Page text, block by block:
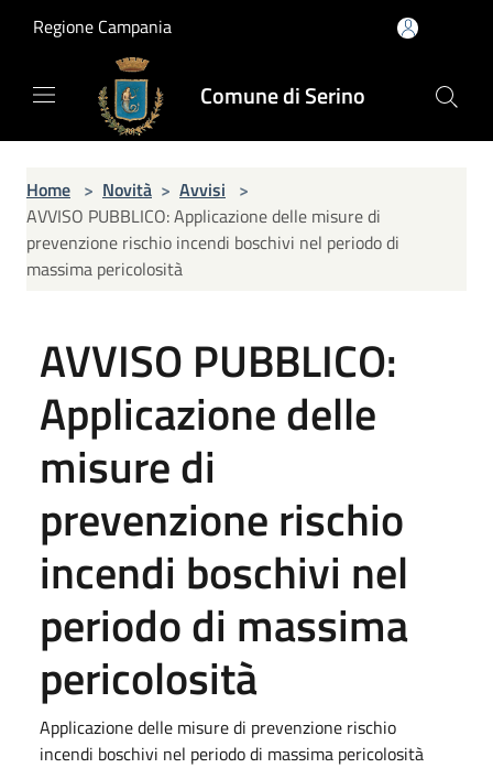
Regione Campania
Comune di Serino
Home > Novità > Avvisi >
AVVISO PUBBLICO: Applicazione delle misure di
prevenzione rischio incendi boschivi nel periodo di
massima pericolosità
AVVISO PUBBLICO:
Applicazione delle
misure di
prevenzione rischio
incendi boschivi nel
periodo di massima
pericolosità
Applicazione delle misure di prevenzione rischio
incendi boschivi nel periodo di massima pericolosità